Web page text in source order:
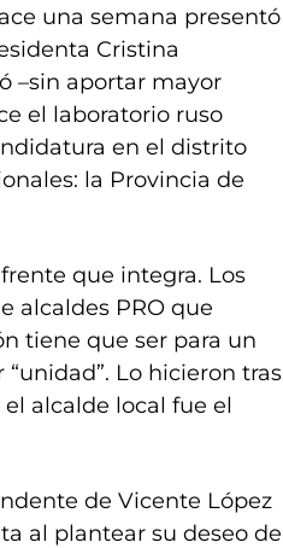
una semana presentó
Cristina
–sin aportar mayor
el laboratorio ruso
en el distrito
la Provincia de
que integra. Los
alcaldes PRO que
tiene que ser para un
Lo hicieron tras
alcalde local fue el
de Vicente López
al plantear su deseo de